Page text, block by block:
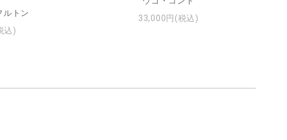
ルトン
込)
33,000円(税込)